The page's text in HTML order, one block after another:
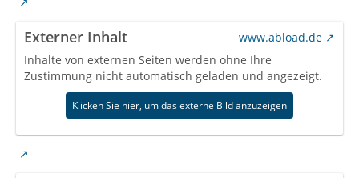
Externer Inhalt
www.abload.de
Inhalte von externen Seiten werden ohne Ihre
Zustimmung nicht automatisch geladen und angezeigt.
Klicken Sie hier, um das externe Bild anzuzeigen